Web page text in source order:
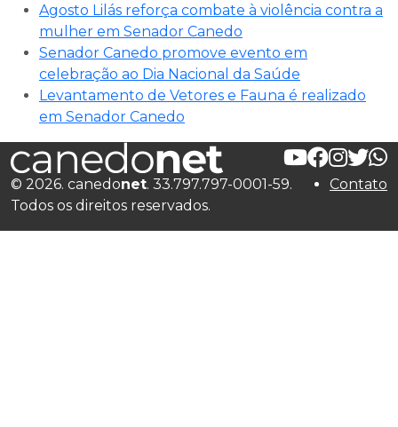
Agosto Lilás reforça combate à violência contra a
mulher em Senador Canedo
Senador Canedo promove evento em
celebração ao Dia Nacional da Saúde
Levantamento de Vetores e Fauna é realizado
em Senador Canedo
© 2026. canedonet. 33.797.797-0001-59.
Todos os direitos reservados.
Contato